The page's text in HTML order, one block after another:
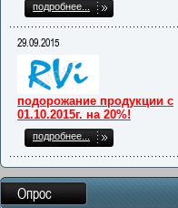
подробнее...
29.09.2015
подорожание продукции с
01.10.2015г. на 20%!
подробнее...
Опрос